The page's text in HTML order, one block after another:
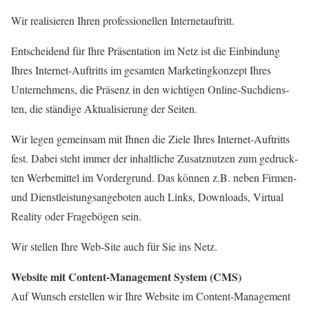
Wir rea­li­sie­ren Ihren pro­fes­sio­nel­len Inter­net­auf­tritt.
Ent­schei­dend für Ihre Prä­sen­ta­ti­on im Netz ist die Ein­bin­dung
Ihres Inter­net-Auf­tritts im gesam­ten Mar­ke­ting­kon­zept Ihres
Unter­neh­mens, die Prä­senz in den wich­ti­gen Online-Such­diens­
ten, die stän­di­ge Aktua­li­sie­rung der Sei­ten.
Wir legen gemein­sam mit Ihnen die Zie­le Ihres Inter­net-Auf­tritts
fest. Dabei steht immer der inhalt­li­che Zusatz­nut­zen zum gedruck­
ten Wer­be­mit­tel im Vor­der­grund. Das kön­nen z.B. neben Fir­men-
und Dienst­leis­tungs­an­ge­bo­ten auch Links, Down­loads, Vir­tu­al
Rea­li­ty oder Fra­ge­bö­gen sein.
Wir stel­len Ihre Web-Site auch für Sie ins Netz.
Web­site mit Con­tent-Manage­ment Sys­tem (CMS)
Auf Wunsch erstel­len wir Ihre Web­site im Con­tent-Manage­ment